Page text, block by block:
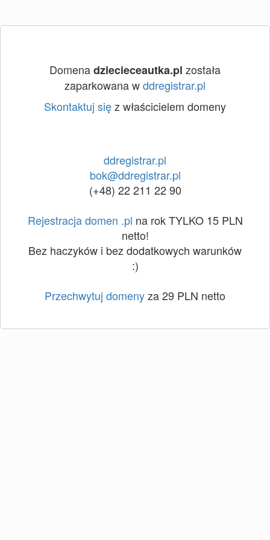
Domenadziecieceautka.pl została
zaparkowana wddregistrar.pl
Skontaktuj sięz właścicielem domeny
ddregistrar.pl
bok@ddregistrar.pl
(+48) 22 211 22 90
Rejestracja domen .pl na rok TYLKO 15 PLN
netto!
Bez haczyków i bez dodatkowych warunków
:)
Przechwytuj domenyza 29 PLN netto